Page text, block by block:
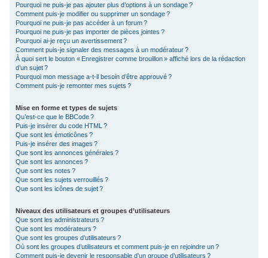
Pourquoi ne puis-je pas ajouter plus d’options à un sondage ?
Comment puis-je modifier ou supprimer un sondage ?
Pourquoi ne puis-je pas accéder à un forum ?
Pourquoi ne puis-je pas importer de pièces jointes ?
Pourquoi ai-je reçu un avertissement ?
Comment puis-je signaler des messages à un modérateur ?
À quoi sert le bouton « Enregistrer comme brouillon » affiché lors de la rédaction
d’un sujet ?
Pourquoi mon message a-t-il besoin d’être approuvé ?
Comment puis-je remonter mes sujets ?
Mise en forme et types de sujets
Qu’est-ce que le BBCode ?
Puis-je insérer du code HTML ?
Que sont les émoticônes ?
Puis-je insérer des images ?
Que sont les annonces générales ?
Que sont les annonces ?
Que sont les notes ?
Que sont les sujets verrouillés ?
Que sont les icônes de sujet ?
Niveaux des utilisateurs et groupes d’utilisateurs
Que sont les administrateurs ?
Que sont les modérateurs ?
Que sont les groupes d’utilisateurs ?
Où sont les groupes d’utilisateurs et comment puis-je en rejoindre un ?
Comment puis-je devenir le responsable d’un groupe d’utilisateurs ?